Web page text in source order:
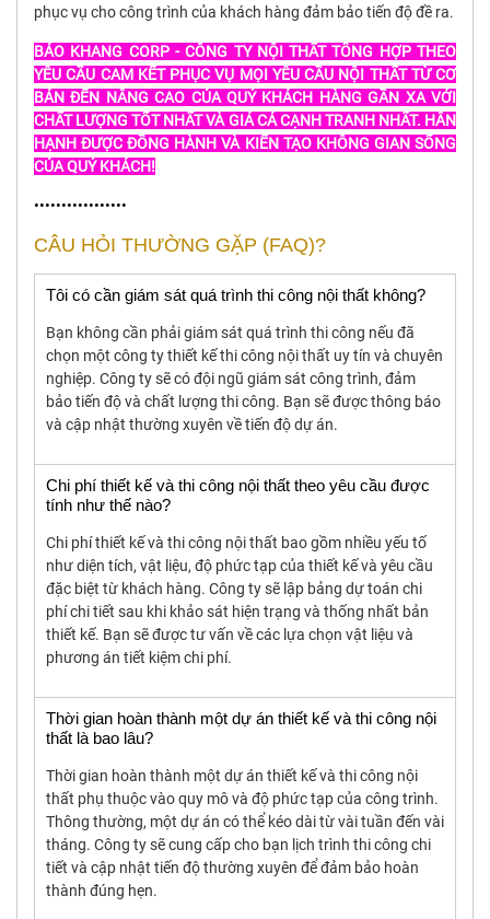
phục vụ cho công trình của khách hàng đảm bảo tiến độ đề ra.
BẢO KHANG CORP - CÔNG TY NỘI THẤT TỔNG HỢP THEO
YÊU CẦU CAM KẾT PHỤC VỤ MỌI YÊU CẦU NỘI THẤT TỪ CƠ
BẢN ĐẾN NÂNG CAO CỦA QUÝ KHÁCH HÀNG GẦN XA VỚI
CHẤT LƯỢNG TỐT NHẤT VÀ GIÁ CẢ CẠNH TRANH NHẤT. HÂN
HẠNH ĐƯỢC ĐỒNG HÀNH VÀ KIẾN TẠO KHÔNG GIAN SỐNG
CỦA QUÝ KHÁCH!
•••••••••••••••••
CÂU HỎI THƯỜNG GẶP (FAQ)?
Tôi có cần giám sát quá trình thi công nội thất không?
Bạn không cần phải giám sát quá trình thi công nếu đã
chọn một công ty thiết kế thi công nội thất uy tín và chuyên
nghiệp. Công ty sẽ có đội ngũ giám sát công trình, đảm
bảo tiến độ và chất lượng thi công. Bạn sẽ được thông báo
và cập nhật thường xuyên về tiến độ dự án.
Chi phí thiết kế và thi công nội thất theo yêu cầu được
tính như thế nào?
Chi phí thiết kế và thi công nội thất bao gồm nhiều yếu tố
như diện tích, vật liệu, độ phức tạp của thiết kế và yêu cầu
đặc biệt từ khách hàng. Công ty sẽ lập bảng dự toán chi
phí chi tiết sau khi khảo sát hiện trạng và thống nhất bản
thiết kế. Bạn sẽ được tư vấn về các lựa chọn vật liệu và
phương án tiết kiệm chi phí.
Thời gian hoàn thành một dự án thiết kế và thi công nội
thất là bao lâu?
Thời gian hoàn thành một dự án thiết kế và thi công nội
thất phụ thuộc vào quy mô và độ phức tạp của công trình.
Thông thường, một dự án có thể kéo dài từ vài tuần đến vài
tháng. Công ty sẽ cung cấp cho bạn lịch trình thi công chi
tiết và cập nhật tiến độ thường xuyên để đảm bảo hoàn
thành đúng hẹn.